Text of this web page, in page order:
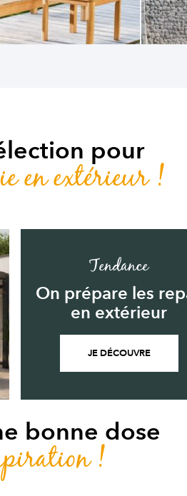
pour
en extérieur !
Tendance
On prépare les
en extérieur
JE DÉCOUVRE
bonne dose
!